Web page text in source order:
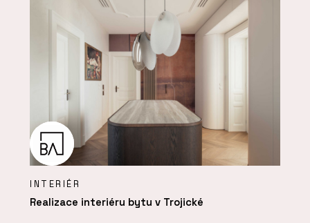
INTERIÉR
Realizace interiéru bytu v Trojické